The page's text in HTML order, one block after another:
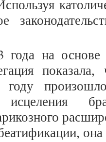
года на
исцеления